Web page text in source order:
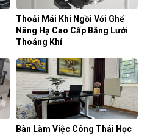
Thoải Mái Khi Ngồi Với Ghế
Nâng Hạ Cao Cấp Bằng Lưới
Thoáng Khí
Bàn Làm Việc Công Thái Học